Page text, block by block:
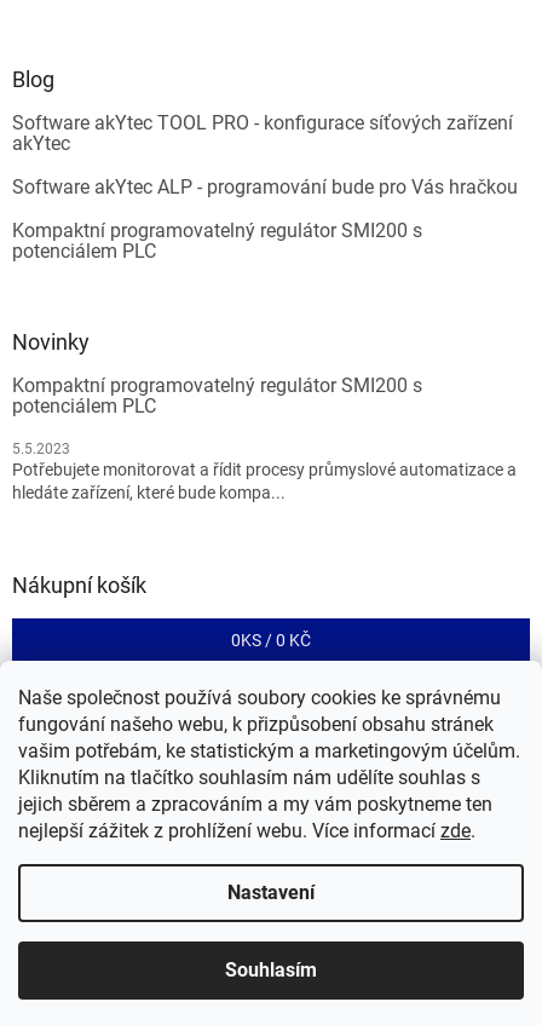
Naše společnost používá soubory cookies ke správnému
fungování našeho webu, k přizpůsobení obsahu stránek
vašim potřebám, ke statistickým a marketingovým účelům.
Kliknutím na tlačítko souhlasím nám udělíte souhlas s
jejich sběrem a zpracováním a my vám poskytneme ten
nejlepší zážitek z prohlížení webu. Více informací zde.
Nastavení
Souhlasím
Blog
Software akYtec TOOL PRO - konfigurace síťových zařízení
akYtec
Software akYtec ALP - programování bude pro Vás hračkou
Kompaktní programovatelný regulátor SMI200 s
potenciálem PLC
Novinky
Kompaktní programovatelný regulátor SMI200 s
potenciálem PLC
5.5.2023
Potřebujete monitorovat a řídit procesy průmyslové automatizace a
hledáte zařízení, které bude kompa...
Nákupní košík
0KS /0 KČ
Tento eshop je provozován společností RIA control a.s.
Vytvořil Shoptet
CONiO. Všechna práva vyhrazena.